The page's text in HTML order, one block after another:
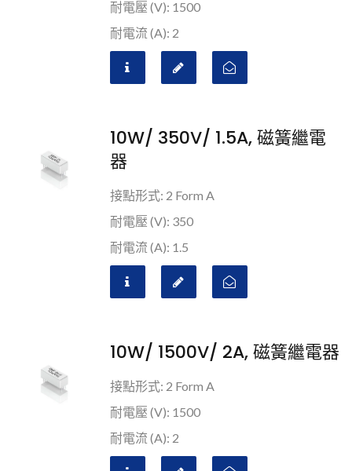
耐電壓 (V): 1500
耐電流 (A): 2
10W/ 350V/ 1.5A, 磁簧繼電
器
接點形式: 2 Form A
耐電壓 (V): 350
耐電流 (A): 1.5
10W/ 1500V/ 2A, 磁簧繼電器
接點形式: 2 Form A
耐電壓 (V): 1500
耐電流 (A): 2